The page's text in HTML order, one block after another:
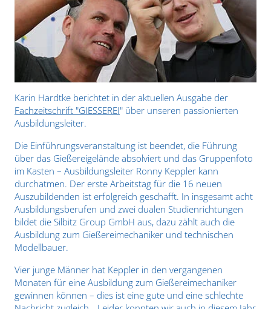
Karin Hardtke berichtet in der aktuellen Ausgabe der
Fachzeitschrift "GIESSEREI" über unseren passionierten
Ausbildungsleiter.
Die Einführungsveranstaltung ist beendet, die Führung
über das Gießereigelände absolviert und das Gruppenfoto
im Kasten – Ausbildungsleiter Ronny Keppler kann
durchatmen. Der erste Arbeitstag für die 16 neuen
Auszubildenden ist erfolgreich geschafft. In insgesamt acht
Ausbildungsberufen und zwei dualen Studienrichtungen
bildet die Silbitz Group GmbH aus, dazu zählt auch die
Ausbildung zum Gießereimechaniker und technischen
Modellbauer.
Vier junge Männer hat Keppler in den vergangenen
Monaten für eine Ausbildung zum Gießereimechaniker
gewinnen können – dies ist eine gute und eine schlechte